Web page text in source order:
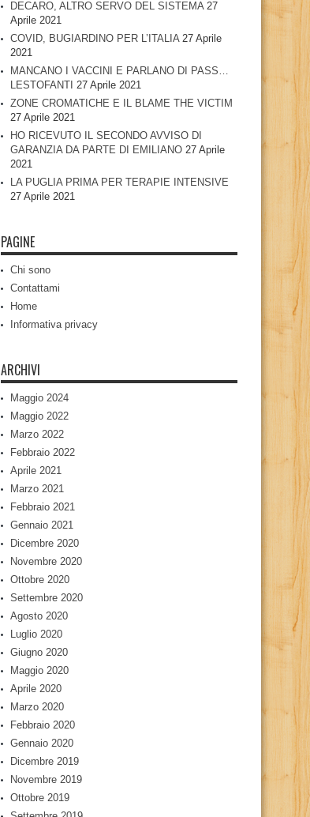
DECARO, ALTRO SERVO DEL SISTEMA 27
Aprile 2021
COVID, BUGIARDINO PER L’ITALIA 27 Aprile
2021
MANCANO I VACCINI E PARLANO DI PASS…
LESTOFANTI 27 Aprile 2021
ZONE CROMATICHE E IL BLAME THE VICTIM
27 Aprile 2021
HO RICEVUTO IL SECONDO AVVISO DI
GARANZIA DA PARTE DI EMILIANO 27 Aprile
2021
LA PUGLIA PRIMA PER TERAPIE INTENSIVE
27 Aprile 2021
PAGINE
Chi sono
Contattami
Home
Informativa privacy
ARCHIVI
Maggio 2024
Maggio 2022
Marzo 2022
Febbraio 2022
Aprile 2021
Marzo 2021
Febbraio 2021
Gennaio 2021
Dicembre 2020
Novembre 2020
Ottobre 2020
Settembre 2020
Agosto 2020
Luglio 2020
Giugno 2020
Maggio 2020
Aprile 2020
Marzo 2020
Febbraio 2020
Gennaio 2020
Dicembre 2019
Novembre 2019
Ottobre 2019